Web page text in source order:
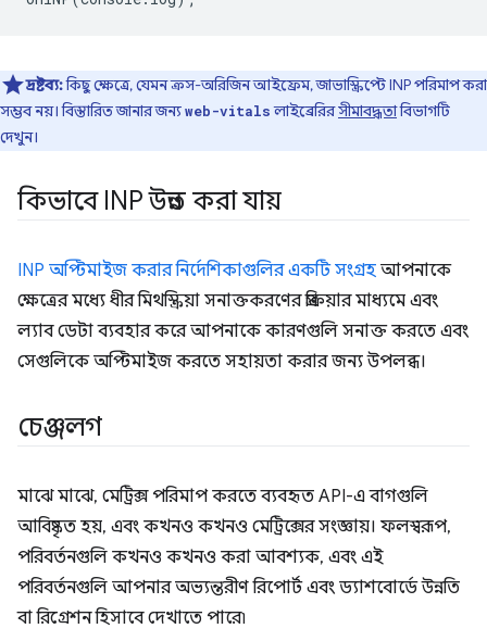
দ্রষ্টব্য:কিছু ক্ষেত্রে, যেমন ক্রস-অরিজিন আইফ্রেম, জাভাস্ক্রিপ্টে INP পরিমাপ করা
সম্ভব নয়। বিস্তারিত জানার জন্যweb-vitalsলাইব্রেরিরসীমাবদ্ধতাবিভাগটি
দেখুন।
কিভাবে INP উন্নত করা যায়
INP অপ্টিমাইজ করার নির্দেশিকাগুলির একটি সংগ্রহ আপনাকে
ক্ষেত্রের মধ্যে ধীর মিথস্ক্রিয়া সনাক্তকরণের প্রক্রিয়ার মাধ্যমে এবং
ল্যাব ডেটা ব্যবহার করে আপনাকে কারণগুলি সনাক্ত করতে এবং
সেগুলিকে অপ্টিমাইজ করতে সহায়তা করার জন্য উপলব্ধ।
চেঞ্জলগ
মাঝে মাঝে, মেট্রিক্স পরিমাপ করতে ব্যবহৃত API-এ বাগগুলি
আবিষ্কৃত হয়, এবং কখনও কখনও মেট্রিক্সের সংজ্ঞায়। ফলস্বরূপ,
পরিবর্তনগুলি কখনও কখনও করা আবশ্যক, এবং এই
পরিবর্তনগুলি আপনার অভ্যন্তরীণ রিপোর্ট এবং ড্যাশবোর্ডে উন্নতি
বা রিগ্রেশন হিসাবে দেখাতে পারে৷